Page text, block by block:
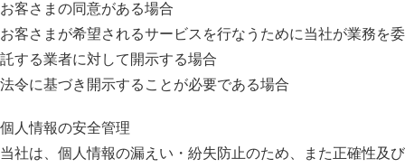
お客さまの同意がある場合
お客さまが希望されるサービスを行なうために当社が業務を委
託する業者に対して開示する場合
法令に基づき開示することが必要である場合
個人情報の安全管理
当社は、個人情報の漏えい・紛失防止のため、また正確性及び